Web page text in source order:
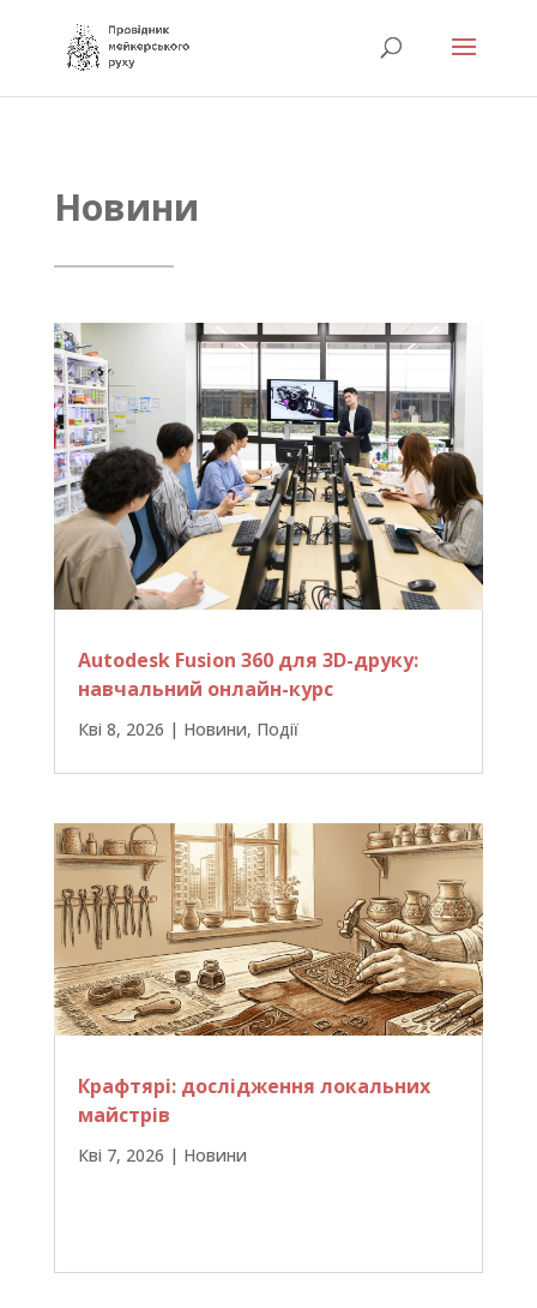
Новини
Autodesk Fusion 360 для 3D-друку:
навчальний онлайн-курс
Кві 8, 2026 | Новини, Події
Крафтярі: дослідження локальних
майстрів
Кві 7, 2026 | Новини